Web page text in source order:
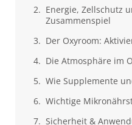
Energie, Zellschutz
Zusammenspiel
Der Oxyroom:
Die Atmosphäre im
Wie Supplemente
Wichtige
Sicherheit &